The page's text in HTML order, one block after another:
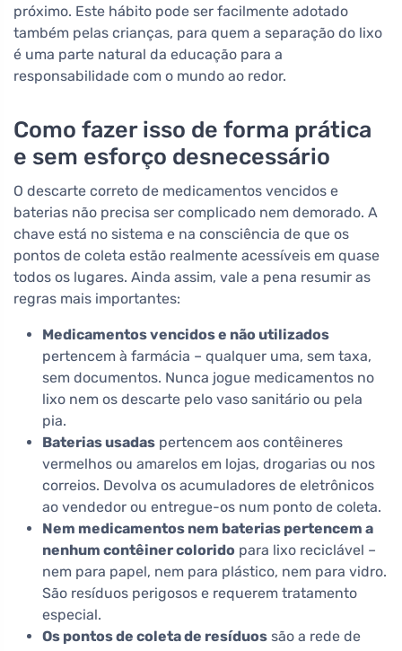
próximo. Este hábito pode ser facilmente adotado
também pelas crianças, para quem a separação do lixo
é uma parte natural da educação para a
responsabilidade com o mundo ao redor.
Como fazer isso de forma prática
e sem esforço desnecessário
O descarte correto de medicamentos vencidos e
baterias não precisa ser complicado nem demorado. A
chave está no sistema e na consciência de que os
pontos de coleta estão realmente acessíveis em quase
todos os lugares. Ainda assim, vale a pena resumir as
regras mais importantes:
Medicamentos vencidos e não utilizados
pertencem à farmácia – qualquer uma, sem taxa,
sem documentos. Nunca jogue medicamentos no
lixo nem os descarte pelo vaso sanitário ou pela
pia.
Baterias usadas pertencem aos contêineres
vermelhos ou amarelos em lojas, drogarias ou nos
correios. Devolva os acumuladores de eletrônicos
ao vendedor ou entregue-os num ponto de coleta.
Nem medicamentos nem baterias pertencem a
nenhum contêiner colorido para lixo reciclável –
nem para papel, nem para plástico, nem para vidro.
São resíduos perigosos e requerem tratamento
especial.
Os pontos de coleta de resíduos são a rede de